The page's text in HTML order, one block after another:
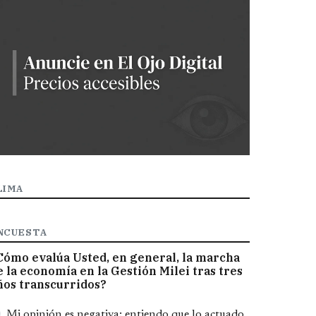
evalúa Usted, en general, la marcha
la economía en la Gestión Milei tras tres
transcurridos?